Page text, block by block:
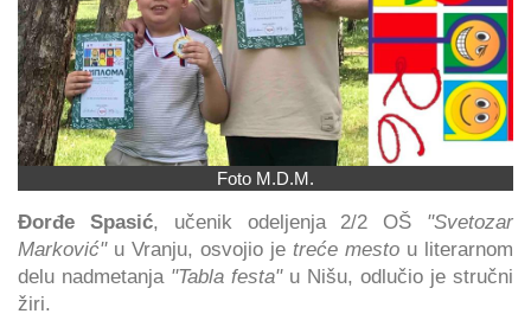
Foto M.D.M.
Đorđe Spasić, učenik odeljenja 2/2 OŠ "Svetozar
Marković"u Vranju, osvojio je treće mesto u literarnom
delu nadmetanja "Tabla festa"u Nišu, odlučio je stručni
žiri.